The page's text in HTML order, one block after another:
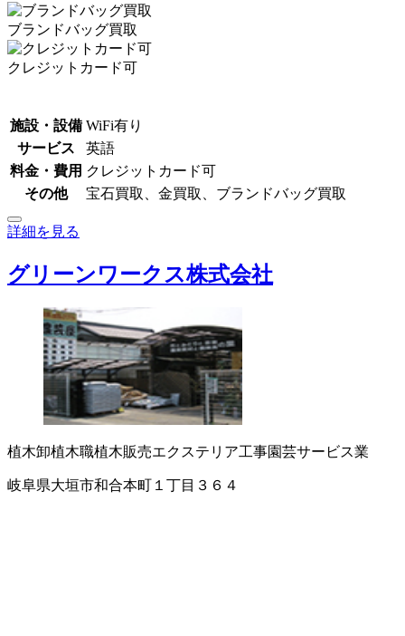
ブランドバッグ買取
クレジットカード可
施設・設備 WiFi有り
サービス
英語
料金・費用 クレジットカード可
その他
宝石買取、金買取、ブランドバッグ買取
詳細を見る
グリーンワークス株式会社
植木卸植木職植木販売エクステリア工事園芸サービス業
岐阜県大垣市和合本町１丁目３６４